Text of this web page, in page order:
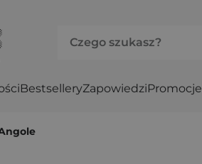
BestselleryZapowiedziPromocje